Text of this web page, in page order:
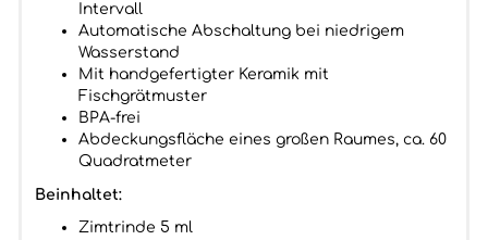
Intervall
Automatische Abschaltung bei niedrigem
Wasserstand
Mit handgefertigter Keramik mit
Fischgrätmuster
BPA-frei
Abdeckungsfläche eines großen Raumes, ca. 60
Quadratmeter
Beinhaltet:
Zimtrinde 5 ml